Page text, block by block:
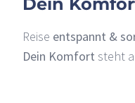
Reise entspannt &
Dein Komfort steht